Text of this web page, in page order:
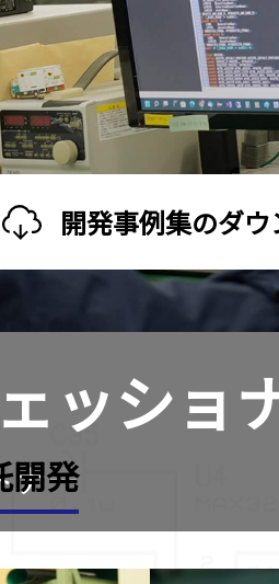
ッショ
ナー
開発事例集のダ
開発